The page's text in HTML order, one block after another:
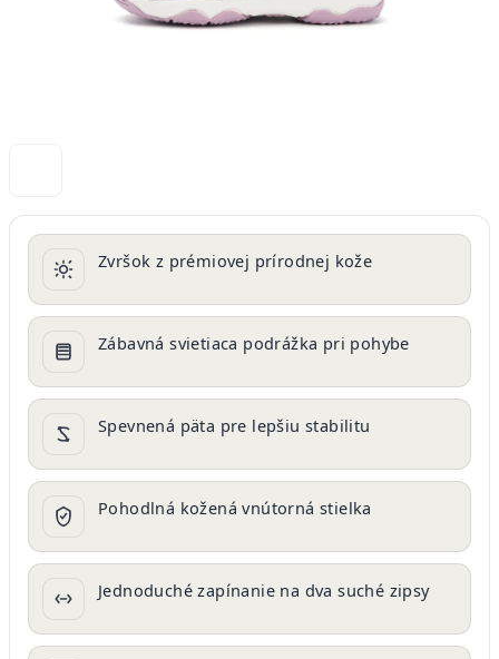
Zvršok z prémiovej prírodnej kože
Zábavná svietiaca podrážka pri pohybe
Spevnená päta pre lepšiu stabilitu
Pohodlná kožená vnútorná stielka
Jednoduché zapínanie na dva suché zipsy